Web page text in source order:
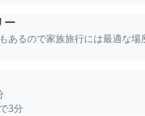
ー
あるので家族旅行には最適な場
3分